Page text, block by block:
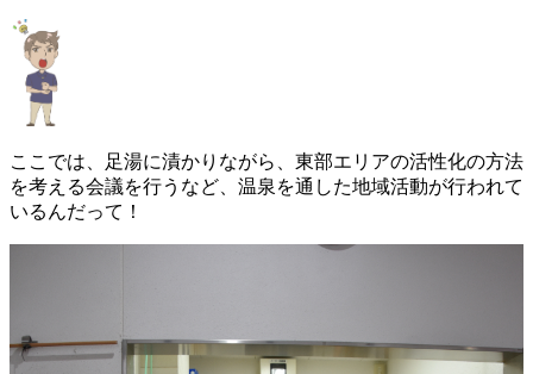
ここでは、足湯に漬かりながら、東部エリアの活性化の方法
を考える会議を行うなど、温泉を通した地域活動が行われて
いるんだって！